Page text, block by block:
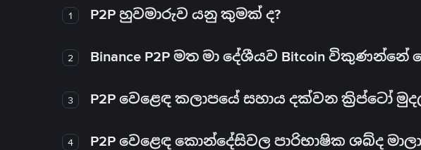
1 P2P හුවමාරුව යනු කුමක් ද?
2 Binance P2P මත මා දේශීයව Bitcoin විකුණන්නේ
3 P2P වෙළෙඳ කලාපයේ සහාය දක්වන ක්‍රිප්ටෝ
4 P2P වෙළෙඳ කොන්දේසිවල පාරිභාෂික ශබ්ද